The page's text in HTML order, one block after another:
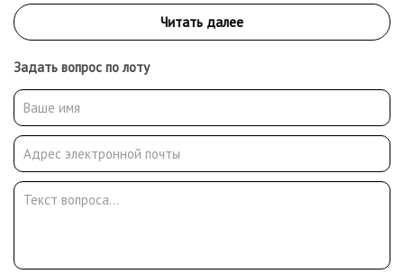
работу под руководством В.П. Ефанова. Принимала участие во
Всесоюзной выставке 1950 и 1951 гг. в Москве. Яркий
представитель московской импрессионистической школы.
Персональные выставки Н.А. Сергеевой проходили регулярно в
Москве, в Праге, в Люксембурге, в Париже. Работы Н.А.
Сергеевой хранятся в ГТГ, собраниях Министерства Культуры
РФ, Музея Академии Художеств в Санкт-Петербурге, во
многих региональных музеях, в собрании Людвига в Кельне, в
Новой Пинакотеке в Мюнхене, в российских и зарубежных
частных коллекциях
Задать вопрос по лоту